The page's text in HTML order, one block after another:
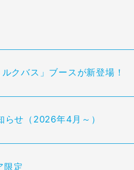
クバス」ブースが新登場！
らせ（2026年4月～）
限定